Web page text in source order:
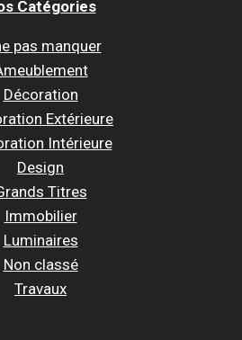
Catégories
pas manquer
Décoration
Extérieure
Intérieure
Design
Titres
Immobilier
Luminaires
Non classé
Travaux